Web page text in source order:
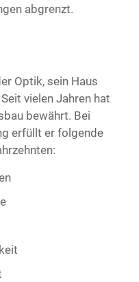
abgrenzt.
Optik, sein Haus
vielen Jahren hat
bewährt. Bei
erfüllt er folgende